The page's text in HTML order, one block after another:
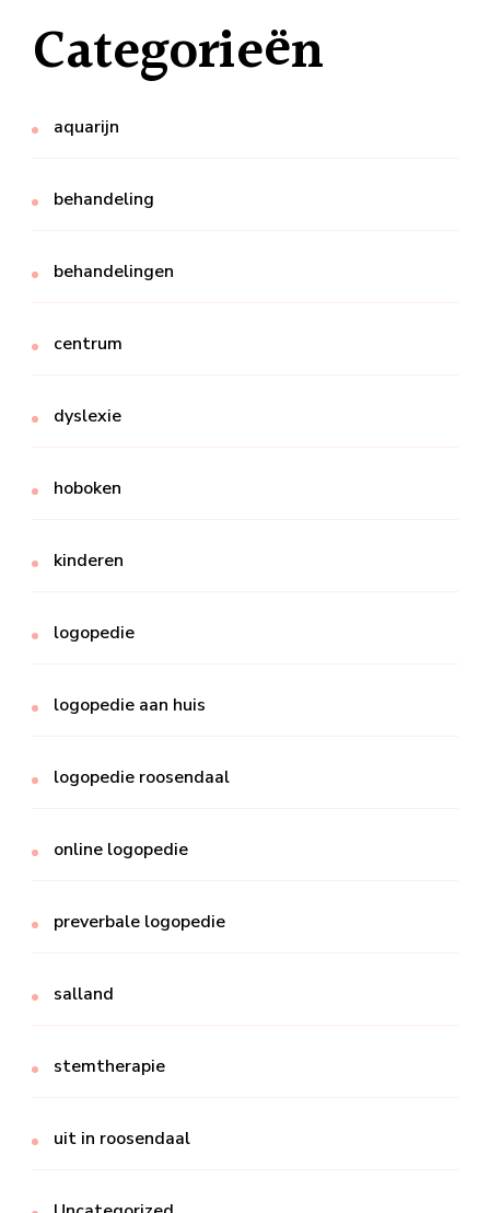
Categorieën
aquarijn
behandeling
behandelingen
centrum
dyslexie
hoboken
kinderen
logopedie
logopedie aan huis
logopedie roosendaal
online logopedie
preverbale logopedie
salland
stemtherapie
uit in roosendaal